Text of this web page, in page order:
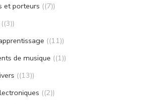
et porteurs (7)
(3)
(11)
de musique (1)
(13)
(2)